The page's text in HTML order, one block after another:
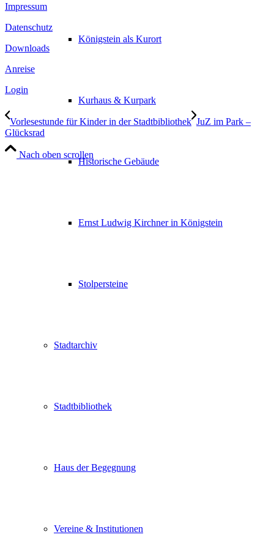
Königstein als Kurort
Kurhaus & Kurpark
Historische Gebäude
Ernst Ludwig Kirchner in Königstein
Stolpersteine
Stadtarchiv
Stadtbibliothek
Haus der Begegnung
Vereine & Institutionen
Impressum
Datenschutz
Downloads
Anreise
Login
Vorlesestunde für Kinder in der Stadtbibliothek JuZ im Park –
Glücksrad
Nach oben scrollen